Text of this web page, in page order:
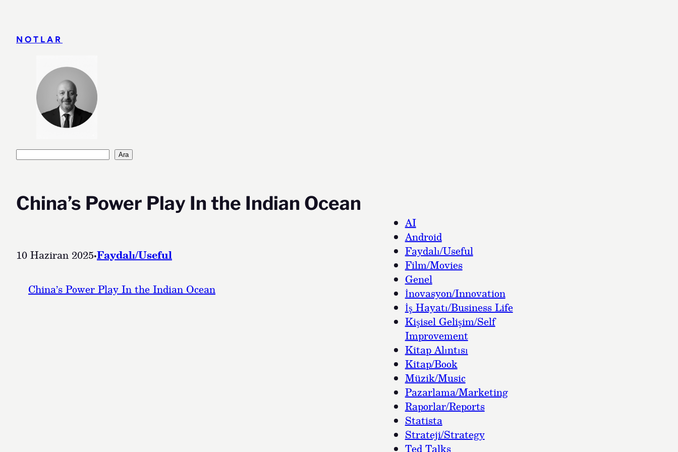
NOTLAR
Ara Ara
China’s Power Play In the Indian Ocean
10 Haziran 2025·Faydalı/Useful
China’s Power Play In the Indian Ocean
AI
Android
Faydalı/Useful
Film/Movies
Genel
İnovasyon/Innovation
İş Hayatı/Business Life
Kişisel Gelişim/Self
Improvement
Kitap Alıntısı
Kitap/Book
Müzik/Music
Pazarlama/Marketing
Raporlar/Reports
Statista
Strateji/Strategy
Ted Talks